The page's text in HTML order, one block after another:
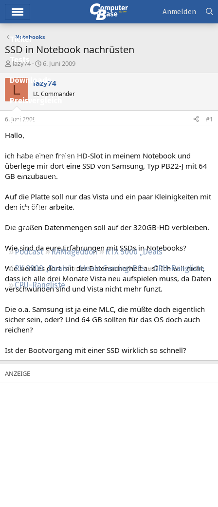
Ticker
Tests
Downloads
Preisvergleich
Forum
Aktuelles
Empfohlene Inhalte
Neue Beiträge
Leserartikel
Regeln
Podcast RAMageddon
RTX 5000 „Deals“
RX 9000 „Deals“
Ideale Gaming-PCs
GPU-Rangliste
CPU-Rangliste
Anmelden
Notebooks
SSD in Notebook nachrüsten
E
s
e
e
r
lazy74
E
s
t
e
t
6. Juni 2009
L lazy74
Lt. Commander
6. Juni 2009 #1
Hallo,
ich habe einen freien HD-Slot in meinem Notebook und
überlege mir dort eine SSD von Samsung, Typ PB22-J mit 64
GB einzubauen.
Auf die Platte soll nur das Vista und ein paar Kleinigkeiten mit
den ich öfter arbeite.
Die großen Datenmengen soll auf der 320GB-HD verbleiben.
Wie sind da eure Erfahrungen mit SSDs in Notebooks?
Wie sieht es dort mit der Datensicherheit aus? Ich will nicht,
dass ich alle drei Monate Vista neu aufspielen muss, da Daten
verschwunden sind und Vista nicht mehr funzt.
Die o.a. Samsung ist ja eine MLC, die müßte doch eigentlich
sicher sein, oder? Und 64 GB sollten für das OS doch auch
reichen?
Ist der Bootvorgang mit einer SSD wirklich so schnell?